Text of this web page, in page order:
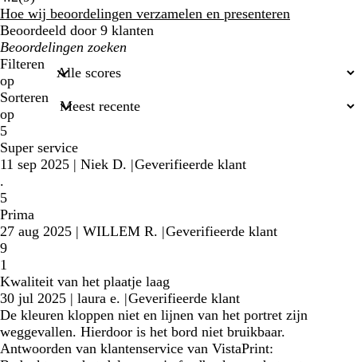
klantbeoordelingen
Hoe wij beoordelingen verzamelen en presenteren
Beoordeeld door 9 klanten
Mijn
zoekopdrachten
Filteren
op
Sorteren
op
5
Super service
11 sep 2025 | Niek D. |Geverifieerde klant
.
5
Prima
27 aug 2025 | WILLEM R. |Geverifieerde klant
9
1
Kwaliteit van het plaatje laag
30 jul 2025 | laura e. |Geverifieerde klant
De kleuren kloppen niet en lijnen van het portret zijn
weggevallen. Hierdoor is het bord niet bruikbaar.
Antwoorden van klantenservice van VistaPrint: